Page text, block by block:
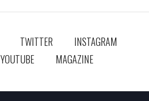
TWITTER
INSTAGRAM
YOUTUBE
MAGAZINE